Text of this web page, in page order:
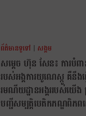
ព័ត៌មានទូទៅ | សង្គម
សម្ដេច ហ៊ុន សែន៖ ការបំ
របស់អង្គការយូណេស្កូ គឺនឹងធ្
រមណីយដ្ឋានអង្គររបស់យើង
បញ្ជីសម្បត្តិបេតិកភណ្ឌពិភ